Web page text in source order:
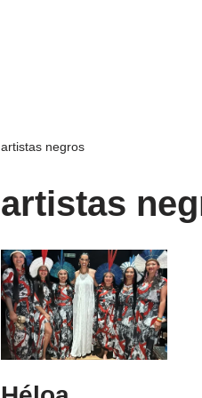
artistas negros
artistas